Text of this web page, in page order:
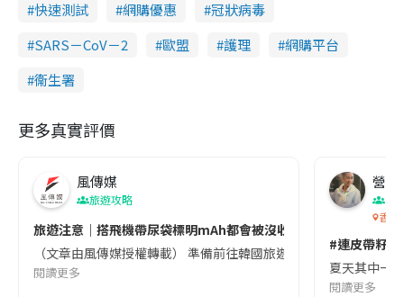
快速測試
網購優惠
冠狀病毒
SARS－CoV－2
歐盟 護理
網購平台
衞生署
更多真實評價
風傳媒
旅遊攻略
旅遊注意｜搭飛機帶尿袋標明mAh都會被沒收😱出發前切記檢查
（文章由風傳媒授權轉載） 準備前往韓國旅遊的民眾，近期要
閱讀更多
營養
香港
#連皮帶籽
夏天其中一
閱讀更多